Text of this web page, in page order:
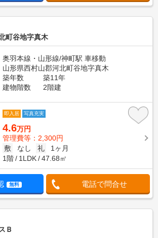
町谷地字真木
奥羽本線・山形線/神町駅 車移動
山形県西村山郡河北町谷地字真木
築年数
築11年
建物階数
2階建
即入居 写真充実
4.6万円
管理費等：2,300円
敷
なし 礼
1ヶ月
1階
1LDK 47.68㎡
無料 電話で問合せ
Ｂ